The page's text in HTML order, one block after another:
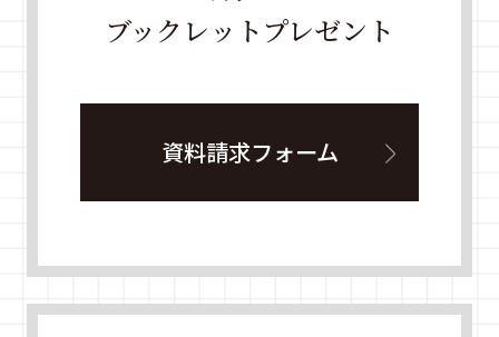
ブックレットプレゼント
資料請求フォーム